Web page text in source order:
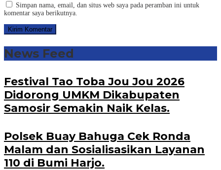
Simpan nama, email, dan situs web saya pada peramban ini untuk
komentar saya berikutnya.
News Feed
Festival Tao Toba Jou Jou 2026
Didorong UMKM Dikabupaten
Samosir Semakin Naik Kelas.
Polsek Buay Bahuga Cek Ronda
Malam dan Sosialisasikan Layanan
110 di Bumi Harjo.